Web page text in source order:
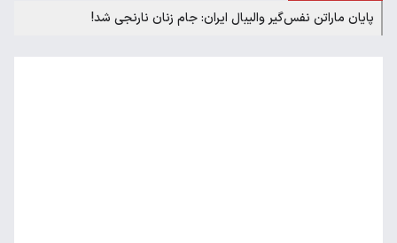
پایان ماراتن نفس‌گیر والیبال ایران: جام زنان نارنجی شد!